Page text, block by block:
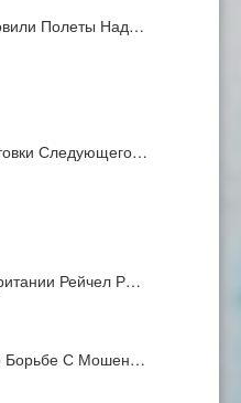
Полеты Над…
Следующего…
Рейчел Р…
Борьбе С Мошен…